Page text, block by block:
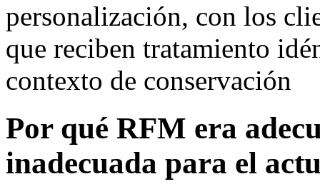
personalización, con los
que reciben tratamiento
contexto de conservación
Por qué RFM era
inadecuada para el